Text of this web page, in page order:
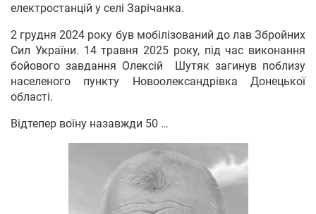
електростанцій у селі Зарічанка.
2 грудня 2024 року був мобілізований до лав Збройних
Сил України. 14 травня 2025 року, під час виконання
бойового завдання Олексій Шутяк загинув поблизу
населеного пункту Новоолександрівка Донецької
області.
Відтепер воїну назавжди 50 …